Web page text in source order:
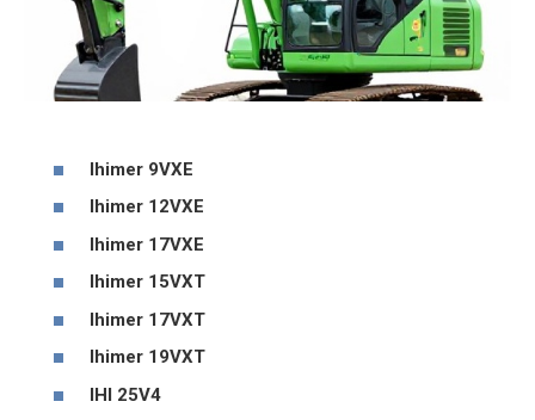
Ihimer 9VXE
Ihimer 12VXE
Ihimer 17VXE
Ihimer 15VXT
Ihimer 17VXT
Ihimer 19VXT
IHI 25V4